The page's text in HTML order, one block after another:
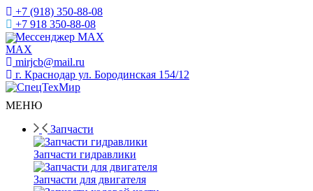
+7 (918) 350-88-08
+7 918 350-88-08
Мессенджер MAX
mirjcb@mail.ru
г. Краснодар ул. Бородинская 154/12
МЕНЮ
Запчасти
Запчасти гидравлики
Запчасти для двигателя